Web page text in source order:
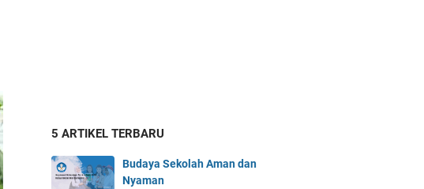
5 ARTIKEL TERBARU
Budaya Sekolah Aman dan
Nyaman